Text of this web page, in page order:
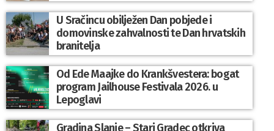
U Sračincu obilježen Dan pobjede i
domovinske zahvalnosti te Dan hrvatskih
branitelja
Od Ede Maajke do Krankšvestera: bogat
program Jailhouse Festivala 2026. u
Lepoglavi
Gradina Slanje – Stari Gradec otkriva